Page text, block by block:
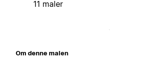
11 maler
Om denne malen